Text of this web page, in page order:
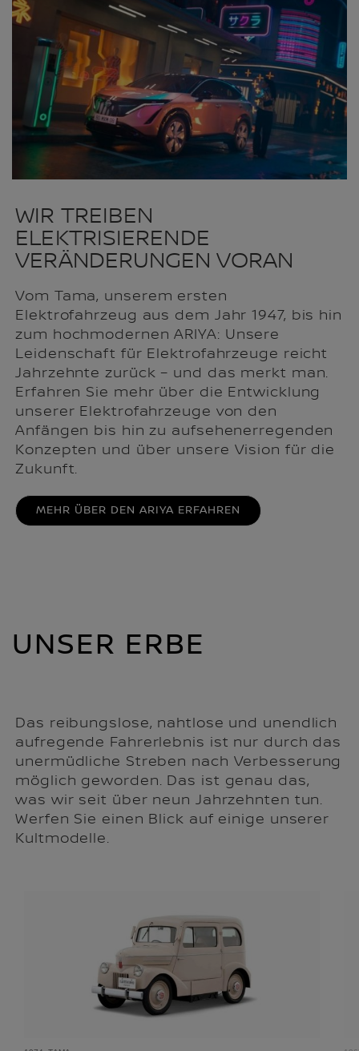
WIR TREIBEN
ELEKTRISIERENDE
VERÄNDERUNGEN VORAN
Vom Tama, unserem ersten
Elektrofahrzeug aus dem Jahr 1947, bis hin
zum hochmodernen ARIYA: Unsere
Leidenschaft für Elektrofahrzeuge reicht
Jahrzehnte zurück – und das merkt man.
Erfahren Sie mehr über die Entwicklung
unserer Elektrofahrzeuge von den
Anfängen bis hin zu aufsehenerregenden
Konzepten und über unsere Vision für die
Zukunft.
MEHR ÜBER DEN ARIYA ERFAHREN
UNSER ERBE
Das reibungslose, nahtlose und unendlich
aufregende Fahrerlebnis ist nur durch das
unermüdliche Streben nach Verbesserung
möglich geworden. Das ist genau das,
was wir seit über neun Jahrzehnten tun.
Werfen Sie einen Blick auf einige unserer
Kultmodelle.